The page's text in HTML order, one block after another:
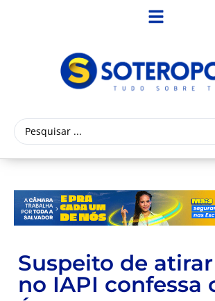
Suspeito de
no IAPI confessa